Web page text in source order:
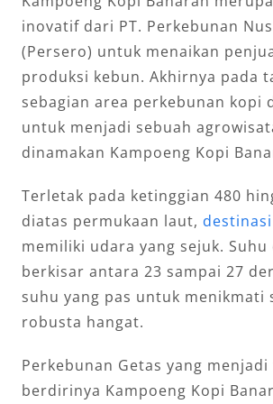
inovatif dari PT. Perkebunan
(Persero) untuk menaikan
produksi kebun. Akhirnya pada
sebagian area perkebunan kopi
untuk menjadi sebuah
dinamakan Kampoeng Kopi
Terletak pada ketinggian 480
diatas permukaan laut,
memiliki udara yang sejuk.
berkisar antara 23 sampai 27
suhu yang pas untuk menikmati
robusta hangat.
Perkebunan Getas yang
berdirinya Kampoeng Kopi